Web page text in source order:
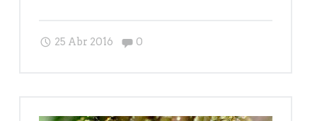
ASTERACEAE
25 Abr 2016 Comments:
0